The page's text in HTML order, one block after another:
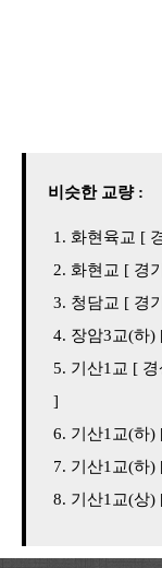
비슷한 교량 :
화현육교 [
화현교 [ 경
청담교 [ 경
장암3교(하)
기산1교 [
]
기산1교(하)
기산1교(하)
기산1교(상)